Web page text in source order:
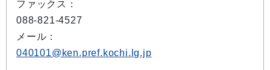
ファックス：
088-821-4527
メール：
040101@ken.pref.kochi.lg.jp